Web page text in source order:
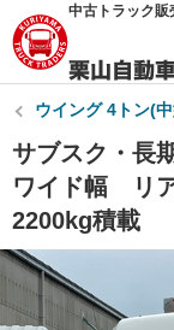
中古トラック販
ウイング 4トン(
サブスク・長
ワイド幅 リ
2200kg積載